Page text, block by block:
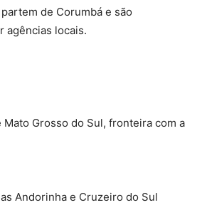
de Corumbá e são
agências locais.
Grosso do Sul, fronteira com a
Andorinha e Cruzeiro do Sul